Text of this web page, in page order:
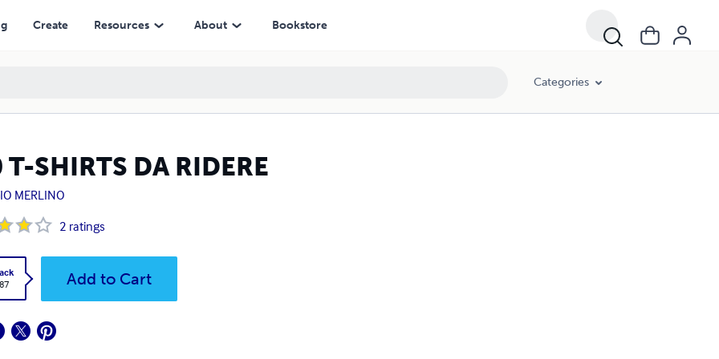
Create Resources About Bookstore
Categories
T-SHIRTS DA RIDERE
MERLINO
2 ratings
Add to Cart